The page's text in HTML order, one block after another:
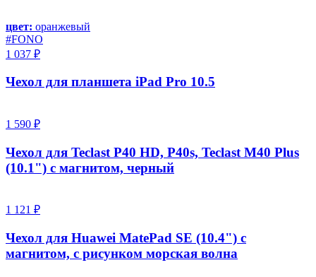
цвет: оранжевый
#FONO
1 037 ₽
Чехол для планшета iPad Pro 10.5
1 590 ₽
Чехол для Teclast P40 HD, P40s, Teclast M40 Plus
(10.1") с магнитом, черный
1 121 ₽
Чехол для Huawei MatePad SE (10.4") с
магнитом, с рисунком морская волна